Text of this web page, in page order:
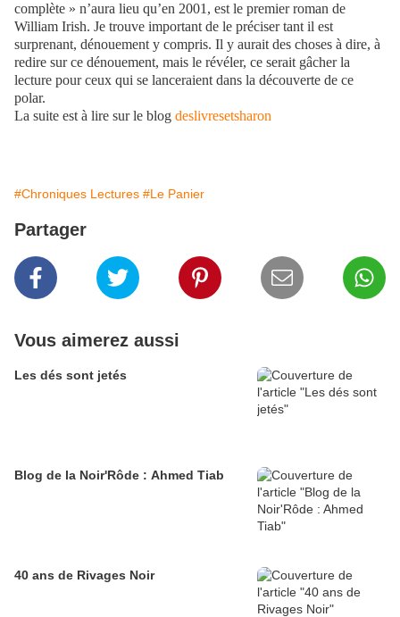
complète » n’aura lieu qu’en 2001, est le premier roman de
William Irish. Je trouve important de le préciser tant il est
surprenant, dénouement y compris. Il y aurait des choses à dire, à
redire sur ce dénouement, mais le révéler, ce serait gâcher la
lecture pour ceux qui se lanceraient dans la découverte de ce
polar.
La suite est à lire sur le blog deslivresetsharon
#Chroniques Lectures #Le Panier
Partager
Vous aimerez aussi
Les dés sont jetés
Blog de la Noir'Rôde : Ahmed Tiab
40 ans de Rivages Noir